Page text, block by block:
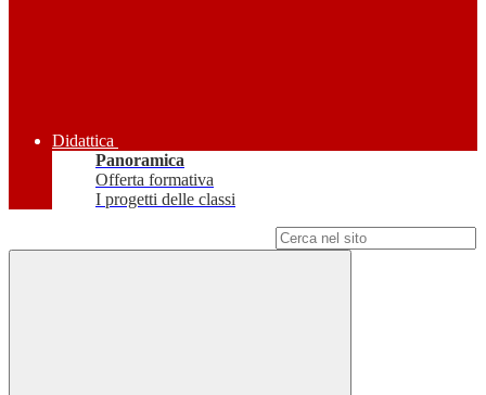
Didattica
Panoramica
Offerta formativa
I progetti delle classi